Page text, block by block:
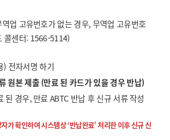
역업 고유번호가 없는 경우, 무역업 고유번호
콜센터: 1566-5114)
) 전자서명 하기
원본 제출 (만료 된 카드가 있을 경우 반납)
된 경우, 만료 ABTC 반납 후 신규 서류 작성
가 확인하여 시스템상 ‘반납완료’ 처리한 이후 신규 신